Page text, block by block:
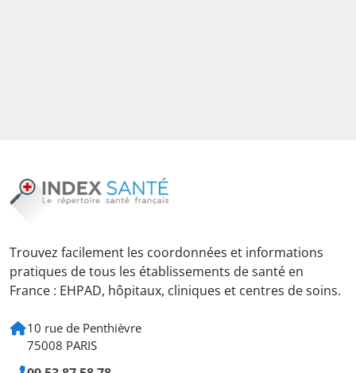
Trouvez facilement les coordonnées et informations
pratiques de tous les établissements de santé en
France : EHPAD, hôpitaux, cliniques et centres de soins.
10 rue de Penthièvre
75008 PARIS